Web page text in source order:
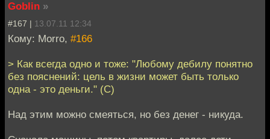
Goblin »
#167 | 13.07.11 12:34
Кому: Morro, #166
> Как всегда одно и тоже: "Любому дебилу понятно
без пояснений: цель в жизни может быть только
одна - это деньги." (С)
Над этим можно смеяться, но без денег - никуда.